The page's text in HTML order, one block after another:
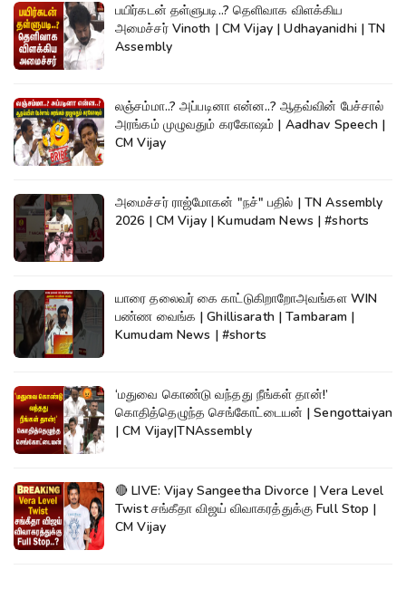
பயிர்கடன் தள்ளுபடி..? தெளிவாக விளக்கிய
அமைச்சர் Vinoth | CM Vijay | Udhayanidhi | TN
Assembly
லஞ்சம்மா..? அப்படினா என்ன..? ஆதவ்வின் பேச்சால்
அரங்கம் முழுவதும் கரகோஷம் | Aadhav Speech |
CM Vijay
அமைச்சர் ராஜ்மோகன் "நச்" பதில் | TN Assembly
2026 | CM Vijay | Kumudam News | #shorts
யாரை தலைவர் கை காட்டுகிறாறோஅவங்கள WIN
பண்ண வைங்க | Ghillisarath | Tambaram |
Kumudam News | #shorts
‘மதுவை கொண்டு வந்தது நீங்கள் தான்!’
கொதித்தெழுந்த செங்கோட்டையன் | Sengottaiyan
| CM Vijay|TNAssembly
🔴 LIVE: Vijay Sangeetha Divorce | Vera Level
Twist சங்கீதா விஜய் விவாகரத்துக்கு Full Stop |
CM Vijay